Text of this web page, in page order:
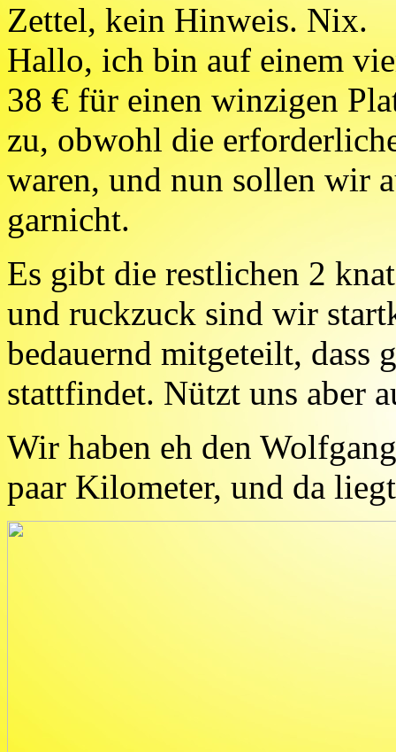
Zettel, kein Hinweis. Nix.
Hallo, ich bin auf einem
38 € für einen winzigen
zu, obwohl die
waren, und nun sollen wir
garnicht.
Es gibt die restlichen 2
und ruckzuck sind wir
bedauernd mitgeteilt, dass
stattfindet. Nützt uns aber
Wir haben eh den
paar Kilometer, und da